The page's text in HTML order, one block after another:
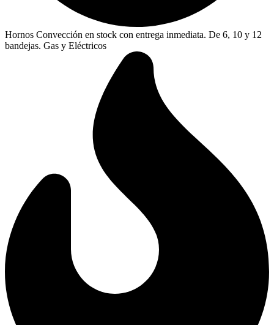
Hornos Convección en stock con entrega inmediata. De 6, 10 y 12
bandejas. Gas y Eléctricos